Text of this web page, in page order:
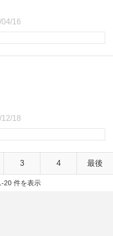
16
18
3 4 最後
20 件を表示